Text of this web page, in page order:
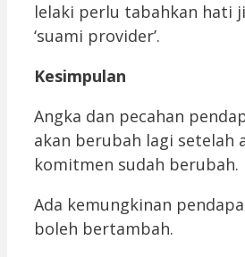
lelaki perlu tabahkan hati
‘suami provider’.
Kesimpulan
Angka dan pecahan
akan berubah lagi setelah
komitmen sudah berubah.
Ada kemungkinan
boleh bertambah.